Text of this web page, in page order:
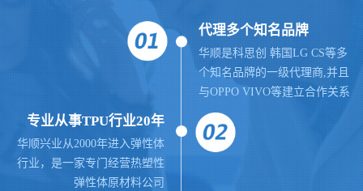
代理多个知名品牌
华顺是科思创 韩国LG CS等多
个知名品牌的一级代理商,并且
与OPPO VIVO等建立合作关系
专业从事TPU行业20年
华顺兴业从2000年进入弹性体
行业，是一家专门经营热塑性
弹性体原材料公司